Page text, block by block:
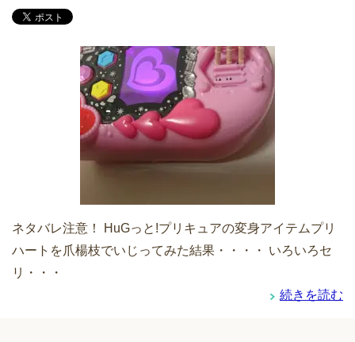
ネタバレ注意！ HuGっと!プリキュアの変身アイテムプリ
ハートを爪楊枝でいじってみた結果・・・・ いろいろセ
リ・・・
続きを読む